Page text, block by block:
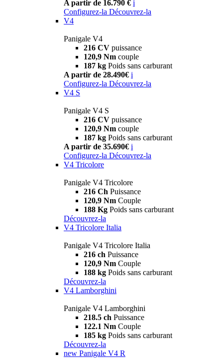
A partir de 16.790 € i
Configurez-la Découvrez-la
V4
Panigale V4
216 CV puissance
120,9 Nm couple
187 kg Poids sans carburant
A partir de 28.490€ i
Configurez-la Découvrez-la
V4 S
Panigale V4 S
216 CV puissance
120,9 Nm couple
187 kg Poids sans carburant
A partir de 35.690€ i
Configurez-la Découvrez-la
V4 Tricolore
Panigale V4 Tricolore
216 Ch Puissance
120,9 Nm Couple
188 Kg Poids sans carburant
Découvrez-la
V4 Tricolore Italia
Panigale V4 Tricolore Italia
216 ch Puissance
120,9 Nm Couple
188 kg Poids sans carburant
Découvrez-la
V4 Lamborghini
Panigale V4 Lamborghini
218.5 ch Puissance
122.1 Nm Couple
185 kg Poids sans carburant
Découvrez-la
new Panigale V4 R